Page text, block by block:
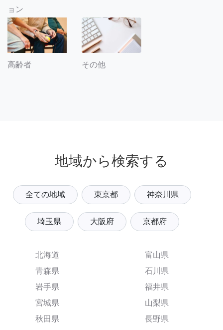
ョン
高齢者 その他
地域から検索する
全ての地域 東京都 神奈川県
埼玉県 大阪府 京都府
北海道
青森県
岩手県
宮城県
秋田県
富山県
石川県
福井県
山梨県
長野県